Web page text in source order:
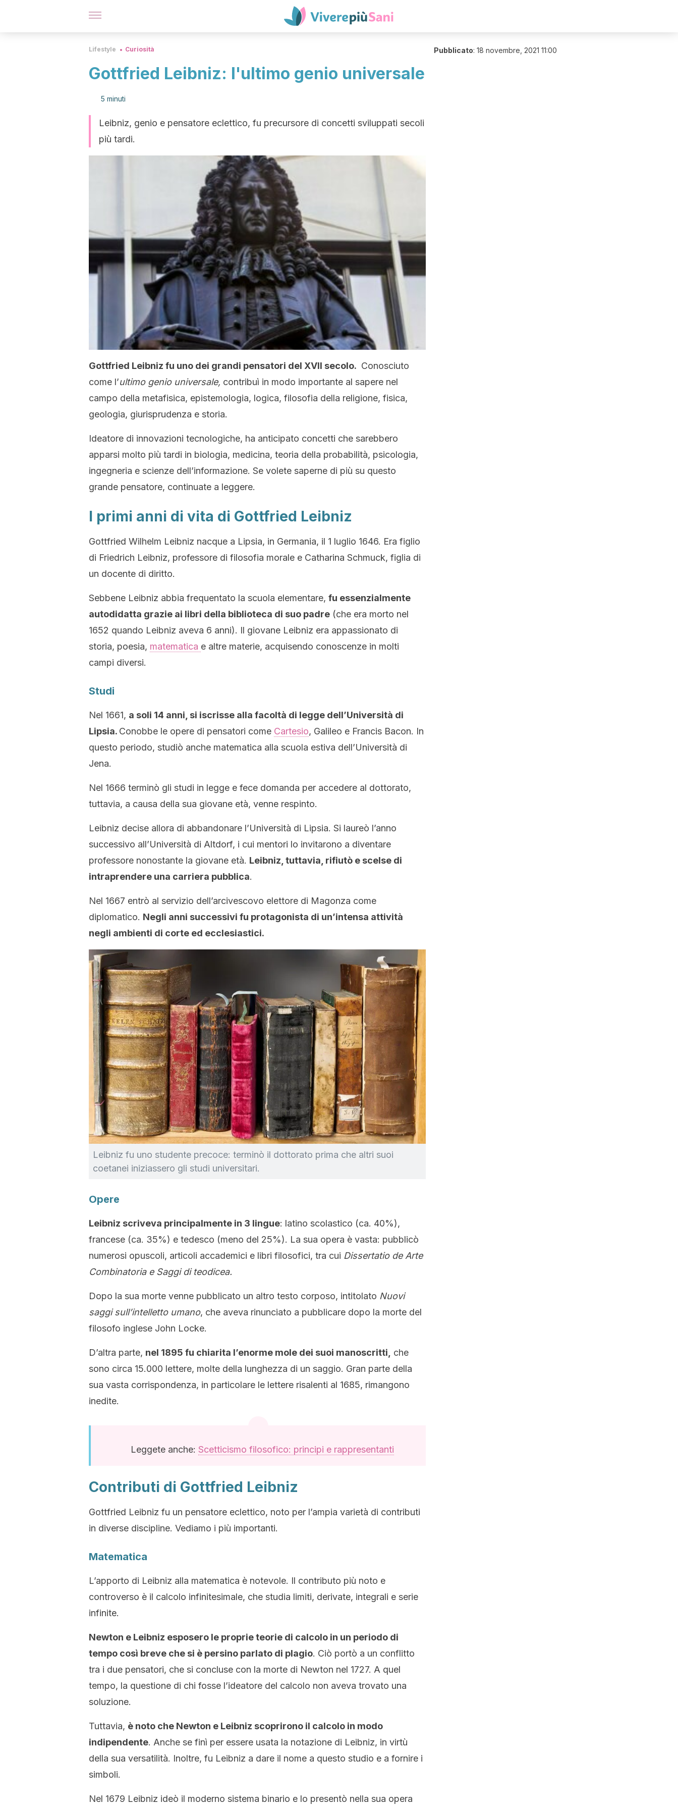
Lifestyle Curiosità
Gottfried Leibniz: l'ultimo genio universale
5 minuti
Leibniz, genio e pensatore eclettico, fu precursore di concetti sviluppati secoli
più tardi.
Gottfried Leibniz fu uno dei grandi pensatori del XVII secolo. Conosciuto
come l’ultimo genio universale, contribuì in modo importante al sapere nel
campo della metafisica, epistemologia, logica, filosofia della religione, fisica,
geologia, giurisprudenza e storia.
Ideatore di innovazioni tecnologiche, ha anticipato concetti che sarebbero
apparsi molto più tardi in biologia, medicina, teoria della probabilità, psicologia,
ingegneria e scienze dell’informazione. Se volete saperne di più su questo
grande pensatore, continuate a leggere.
I primi anni di vita di Gottfried Leibniz
Gottfried Wilhelm Leibniz nacque a Lipsia, in Germania, il 1 luglio 1646. Era figlio
di Friedrich Leibniz, professore di filosofia morale e Catharina Schmuck, figlia di
un docente di diritto.
Sebbene Leibniz abbia frequentato la scuola elementare, fu essenzialmente
autodidatta grazie ai libri della biblioteca di suo padre (che era morto nel
1652 quando Leibniz aveva 6 anni). Il giovane Leibniz era appassionato di
storia, poesia, matematica e altre materie, acquisendo conoscenze in molti
campi diversi.
Studi
Nel 1661, a soli 14 anni, si iscrisse alla facoltà di legge dell’Università di
Lipsia. Conobbe le opere di pensatori come Cartesio, Galileo e Francis Bacon. In
questo periodo, studiò anche matematica alla scuola estiva dell’Università di
Jena.
Nel 1666 terminò gli studi in legge e fece domanda per accedere al dottorato,
tuttavia, a causa della sua giovane età, venne respinto.
Leibniz decise allora di abbandonare l’Università di Lipsia. Si laureò l’anno
successivo all’Università di Altdorf, i cui mentori lo invitarono a diventare
professore nonostante la giovane età. Leibniz, tuttavia, rifiutò e scelse di
intraprendere una carriera pubblica.
Nel 1667 entrò al servizio dell’arcivescovo elettore di Magonza come
diplomatico. Negli anni successivi fu protagonista di un’intensa attività
negli ambienti di corte ed ecclesiastici.
Leibniz fu uno studente precoce: terminò il dottorato prima che altri suoi
coetanei iniziassero gli studi universitari.
Opere
Leibniz scriveva principalmente in 3 lingue: latino scolastico (ca. 40%),
francese (ca. 35%) e tedesco (meno del 25%). La sua opera è vasta: pubblicò
numerosi opuscoli, articoli accademici e libri filosofici, tra cui Dissertatio de Arte
Combinatoria e Saggi di teodicea.
Dopo la sua morte venne pubblicato un altro testo corposo, intitolato Nuovi
saggi sull’intelletto umano, che aveva rinunciato a pubblicare dopo la morte del
filosofo inglese John Locke.
D’altra parte, nel 1895 fu chiarita l’enorme mole dei suoi manoscritti,
che
sono circa 15.000 lettere, molte della lunghezza di un saggio. Gran parte della
sua vasta corrispondenza, in particolare le lettere risalenti al 1685, rimangono
inedite.
Leggete anche: Scetticismo filosofico: principi e rappresentanti
Contributi di Gottfried Leibniz
Gottfried Leibniz fu un pensatore eclettico, noto per l’ampia varietà di contributi
in diverse discipline. Vediamo i più importanti.
Matematica
L’apporto di Leibniz alla matematica è notevole. Il contributo più noto e
controverso è il calcolo infinitesimale, che studia limiti, derivate, integrali e serie
infinite.
Newton e Leibniz esposero le proprie teorie di calcolo in un periodo di
tempo così breve che si è persino parlato di plagio. Ciò portò a un conflitto
tra i due pensatori, che si concluse con la morte di Newton nel 1727. A quel
tempo, la questione di chi fosse l’ideatore del calcolo non aveva trovato una
soluzione.
Tuttavia, è noto che Newton e Leibniz scoprirono il calcolo in modo
indipendente. Anche se finì per essere usata la notazione di Leibniz, in virtù
della sua versatilità. Inoltre, fu Leibniz a dare il nome a questo studio e a fornire i
simboli.
Nel 1679 Leibniz ideò il moderno sistema binario e lo presentò nella sua opera
Pubblicato: 18 novembre, 2021 11:00